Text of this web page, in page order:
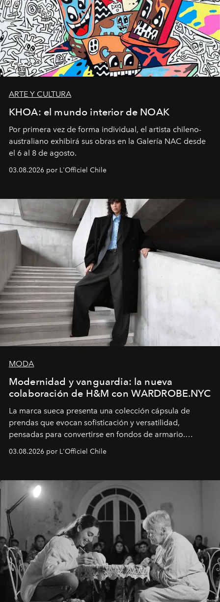
ARTE Y CULTURA
KHOA: el mundo interior de NOAK
Por primera vez de forma individual, el artista chileno-
australiano exhibirá sus obras en la Galería NAC desde
el 6 al 8 de agosto.
03.08.2026 por L'Officiel Chile
MODA
Modernidad y vanguardia: la nueva
colaboración de H&M con WARDROBE.NYC
La marca sueca presenta una colección cápsula de
prendas que evocan sofisticación y versatilidad,
pensadas para convertirse en fondos de armario.
Disponible en Chile desde el 6 de agosto.
03.08.2026 por L'Officiel Chile